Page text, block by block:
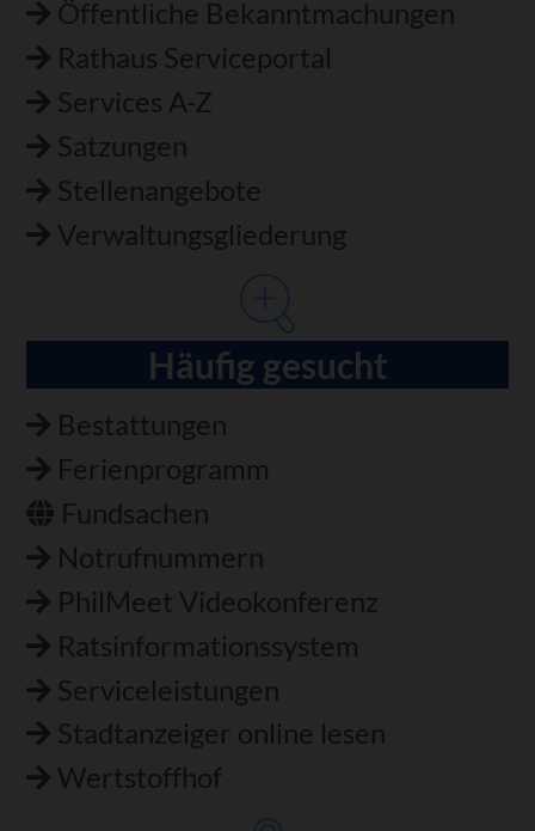
Öffentliche Bekanntmachungen
Rathaus Serviceportal
Services A-Z
Satzungen
Stellenangebote
Verwaltungsgliederung
Häufig gesucht
Bestattungen
Ferienprogramm
Fundsachen
Notrufnummern
PhilMeet Videokonferenz
Ratsinformationssystem
Serviceleistungen
Stadtanzeiger online lesen
Wertstoffhof